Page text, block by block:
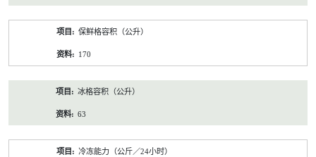
保鲜格容积（公升）
170
冰格容积（公升）
63
冷冻能力（公斤／24小时）